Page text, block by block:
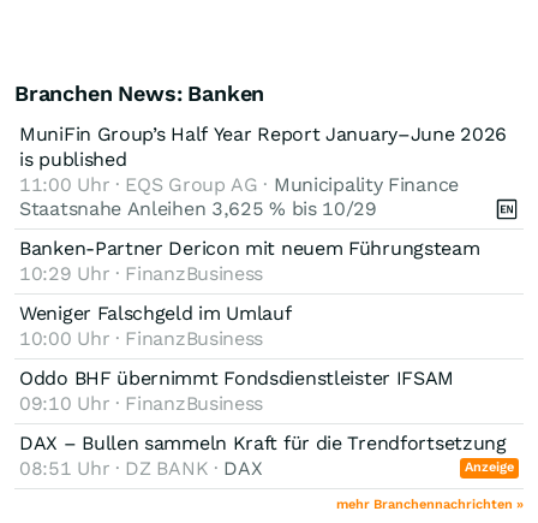
Branchen News: Banken
MuniFin Group’s Half Year Report January–June 2026
is published
11:00 Uhr · EQS Group AG · Municipality Finance
Staatsnahe Anleihen 3,625 % bis 10/29
Banken-Partner Dericon mit neuem Führungsteam
10:29 Uhr · FinanzBusiness
Weniger Falschgeld im Umlauf
10:00 Uhr · FinanzBusiness
Oddo BHF übernimmt Fondsdienstleister IFSAM
09:10 Uhr · FinanzBusiness
DAX – Bullen sammeln Kraft für die Trendfortsetzung
08:51 Uhr · DZ BANK · DAX Anzeige
mehr Branchennachrichten »